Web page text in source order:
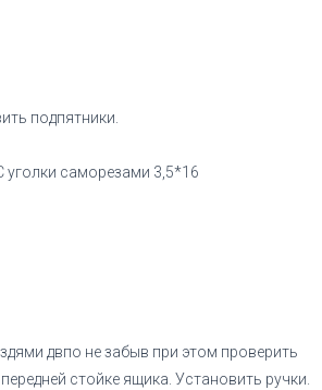
подпятники.
ФС уголки саморезами 3,5*16
РАВНЫ!)
двпо не забыв при этом проверить
стойке ящика. Установить ручки.